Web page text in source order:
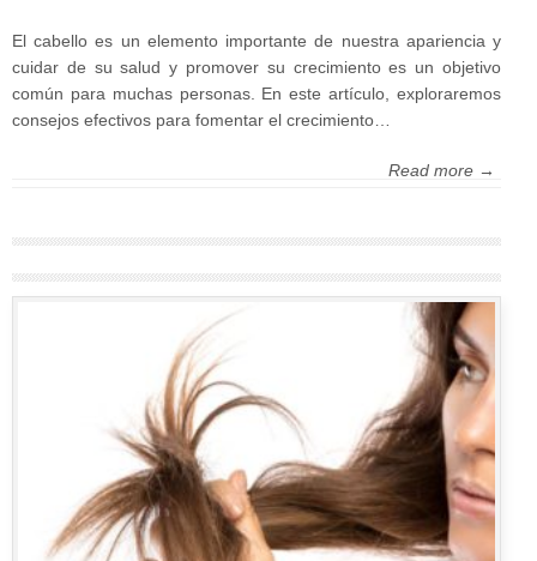
El cabello es un elemento importante de nuestra apariencia y
cuidar de su salud y promover su crecimiento es un objetivo
común para muchas personas. En este artículo, exploraremos
consejos efectivos para fomentar el crecimiento…
Read more →